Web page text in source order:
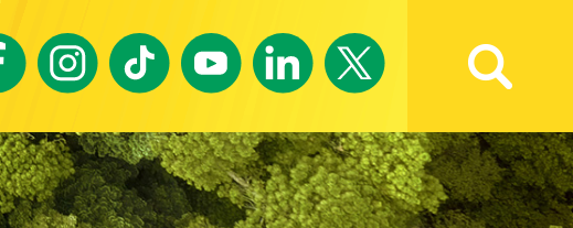
Ricerca avanzata